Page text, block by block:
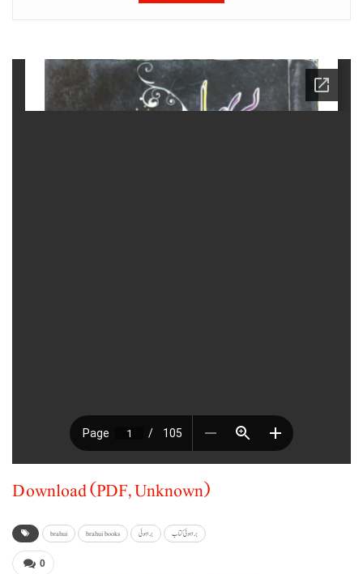
Download (PDF, Unknown)
brahui brahui books براہوئی براہوئی کتاب
0